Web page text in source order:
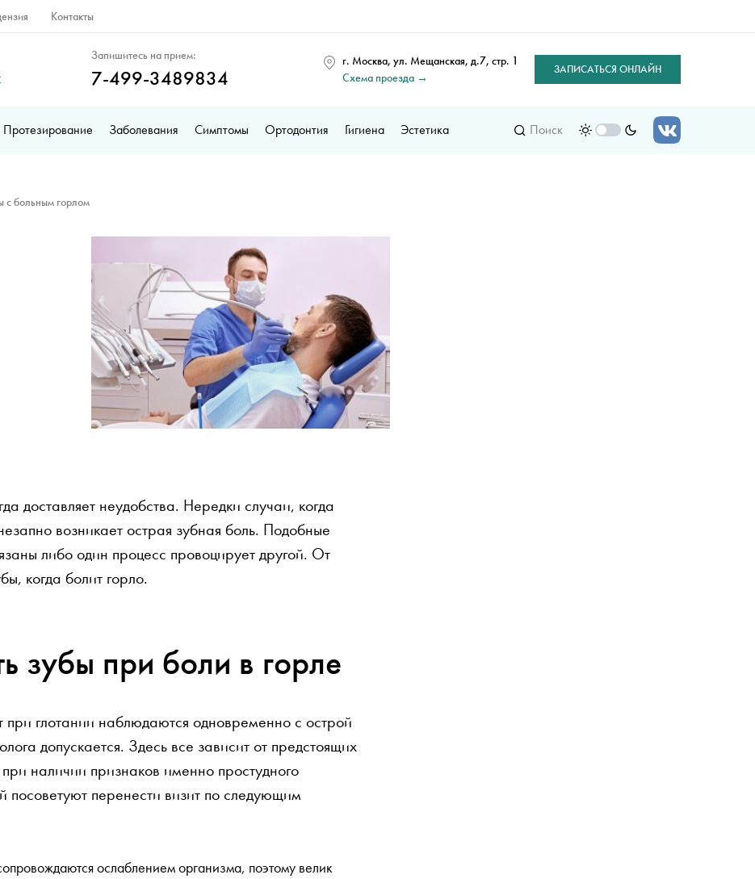
Контакты
Запишитесь на прием:
7-499-3489834
г. Москва, ул. Мещанская, д.7, стр. 1
Схема проезда →
ЗАПИСАТЬСЯ ОНЛАЙН
Протезирование Заболевания Симптомы Ортодонтия Гигиена Эстетика Поиск
с больным горлом
доставляет неудобства. Нередки случаи, когда
возникает острая зубная боль. Подобные
либо один процесс провоцирует другой. От
когда болит горло.
зубы при боли в горле
глотании наблюдаются одновременно с острой
допускается. Здесь все зависит от предстоящих
наличии признаков именно простудного
посоветуют перенести визит по следующим
ослаблением организма, поэтому велик